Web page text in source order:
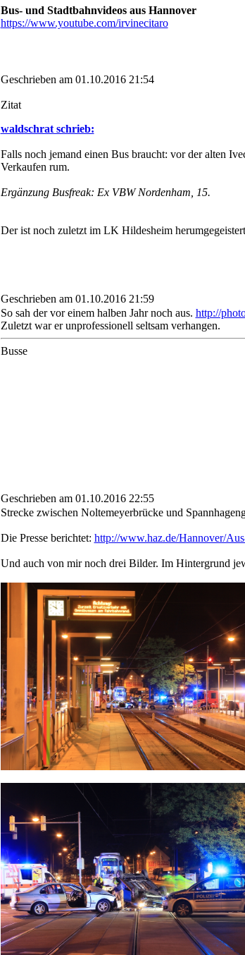
Bus- und Stadtbahnvideos aus Hannover
https://www.youtube.com/irvinecitaro
Geschrieben am 01.10.2016 21:54
Zitat
waldschrat schrieb:
Falls noch jemand einen Bus braucht: vor der alten
Verkaufen rum.
Ergänzung Busfreak: Ex VBW Nordenham, 15.
Der ist noch zuletzt im LK Hildesheim
Geschrieben am 01.10.2016 21:59
So sah der vor einem halben Jahr noch aus. http://
Zuletzt war er unprofessionell seltsam verhangen.
Busse
Geschrieben am 01.10.2016 22:55
Strecke zwischen Noltemeyerbrücke und
Die Presse berichtet: http://www.haz.de/Hannover/
Und auch von mir noch drei Bilder. Im Hintergrund